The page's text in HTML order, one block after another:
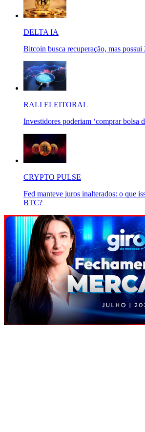
DELTA IA
Bitcoin busca recuperação, mas possui
RALI ELEITORAL
Investidores poderiam ‘comprar bolsa
CRYPTO PULSE
Fed manteve juros inalterados: o que
BTC?